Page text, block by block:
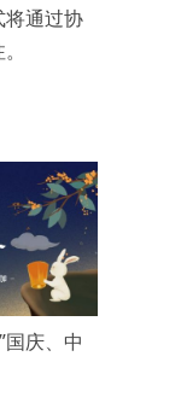
将通过协
国庆、中